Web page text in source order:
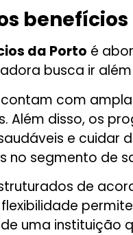
da Porto é
busca ir
com
Além disso, os
e cuidar
no segmento de
de
flexibilidade
uma instituição